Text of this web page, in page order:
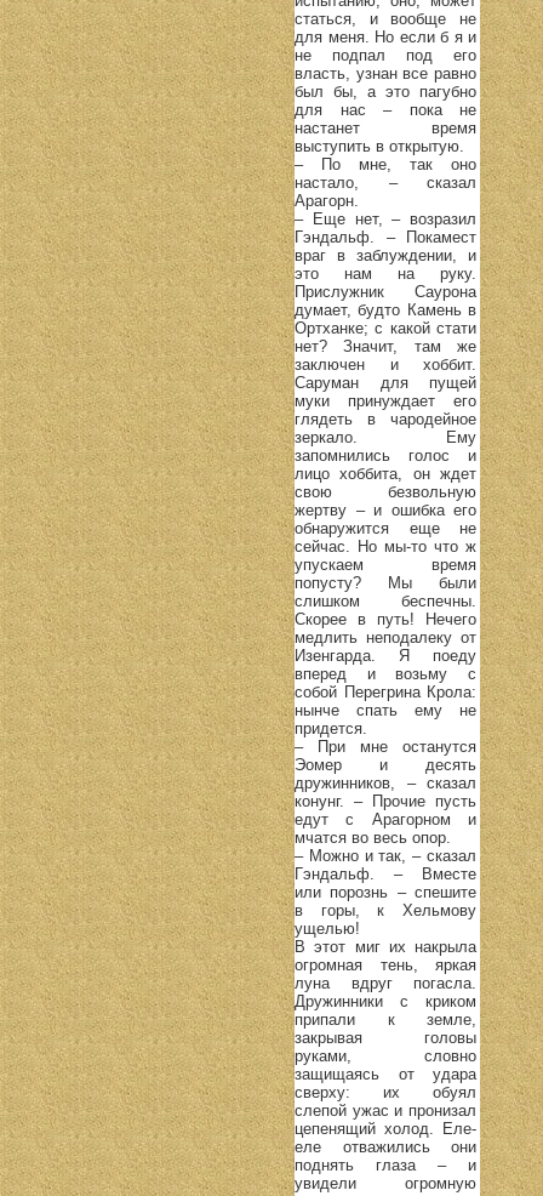
статься, и вообще не
для меня. Но если б я и
не подпал под его
власть, узнан все равно
был бы, а это пагубно
для нас – пока не
настанет время
выступить в открытую.
– По мне, так оно
настало, – сказал
Арагорн.
– Еще нет, – возразил
Гэндальф. – Покамест
враг в заблуждении, и
это нам на руку.
Прислужник Саурона
думает, будто Камень в
Ортханке; с какой стати
нет? Значит, там же
заключен и хоббит.
Саруман для пущей
муки принуждает его
глядеть в чародейное
зеркало. Ему
запомнились голос и
лицо хоббита, он ждет
свою безвольную
жертву – и ошибка его
обнаружится еще не
сейчас. Но мы-то что ж
упускаем время
попусту? Мы были
слишком беспечны.
Скорее в путь! Нечего
медлить неподалеку от
Изенгарда. Я поеду
вперед и возьму с
собой Перегрина Крола:
нынче спать ему не
придется.
– При мне останутся
Эомер и десять
дружинников, – сказал
конунг. – Прочие пусть
едут с Арагорном и
мчатся во весь опор.
– Можно и так, – сказал
Гэндальф. – Вместе
или порознь – спешите
в горы, к Хельмову
ущелью!
В этот миг их накрыла
огромная тень, яркая
луна вдруг погасла.
Дружинники с криком
припали к земле,
закрывая головы
руками, словно
защищаясь от удара
сверху: их обуял
слепой ужас и пронизал
цепенящий холод. Еле-
еле отважились они
поднять глаза – и
увидели огромную